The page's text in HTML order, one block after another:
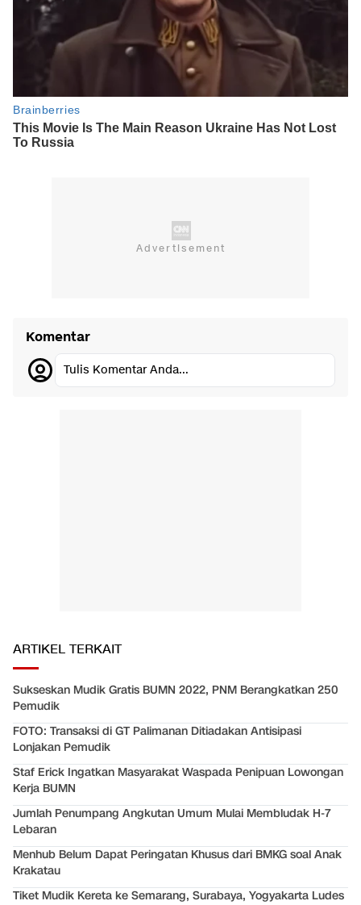
Komentar
Tulis Komentar Anda...
ARTIKEL TERKAIT
Sukseskan Mudik Gratis BUMN 2022, PNM Berangkatkan 250
Pemudik
FOTO: Transaksi di GT Palimanan Ditiadakan Antisipasi
Lonjakan Pemudik
Staf Erick Ingatkan Masyarakat Waspada Penipuan Lowongan
Kerja BUMN
Jumlah Penumpang Angkutan Umum Mulai Membludak H-7
Lebaran
Menhub Belum Dapat Peringatan Khusus dari BMKG soal Anak
Krakatau
Tiket Mudik Kereta ke Semarang, Surabaya, Yogyakarta Ludes